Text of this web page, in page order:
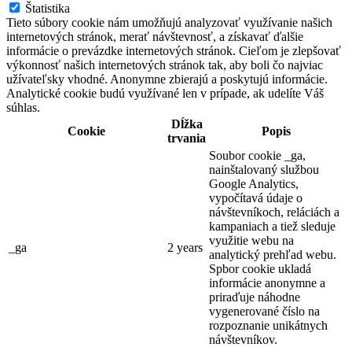
Štatistika
Tieto súbory cookie nám umožňujú analyzovať využívanie našich
internetových stránok, merať návštevnosť, a získavať ďalšie
informácie o prevázdke internetových stránok. Cieľom je zlepšovať
výkonnosť našich internetových stránok tak, aby boli čo najviac
užívateľsky vhodné. Anonymne zbierajú a poskytujú informácie.
Analytické cookie budú využívané len v prípade, ak udelíte Váš
súhlas.
Cookie
Dĺžka
trvania
Popis
_ga 2 years
Soubor cookie _ga,
nainštalovaný službou
Google Analytics,
vypočítavá údaje o
návštevníkoch, reláciách a
kampaniach a tiež sleduje
využitie webu na
analytický prehľad webu.
Spbor cookie ukladá
informácie anonymne a
priraďuje náhodne
vygenerované číslo na
rozpoznanie unikátnych
návštevníkov.